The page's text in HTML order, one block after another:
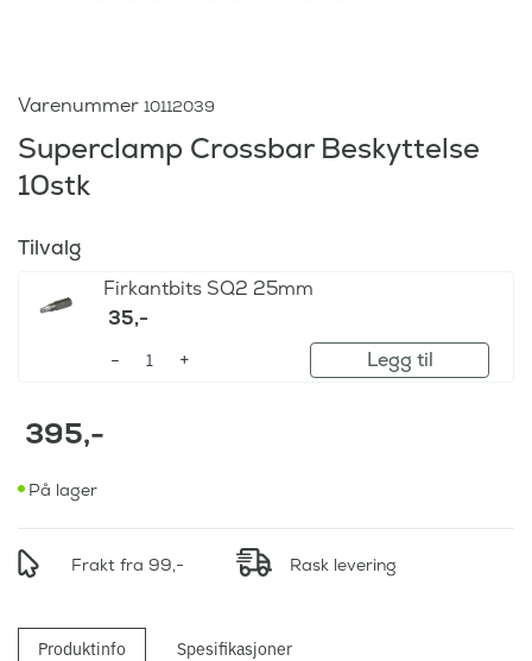
Varenummer 10112039
Superclamp Crossbar Beskyttelse
10stk
Tilvalg
Firkantbits SQ2 25mm
35,-
Legg til
395,-
På lager
Frakt fra 99,- Rask levering
Produktinfo Spesifikasjoner